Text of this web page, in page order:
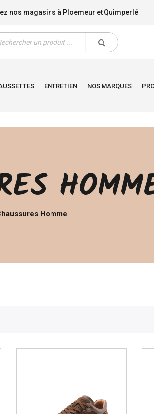
nos magasins à Ploemeur et Quimperlé
ENTRETIEN NOS MARQUES
Homme